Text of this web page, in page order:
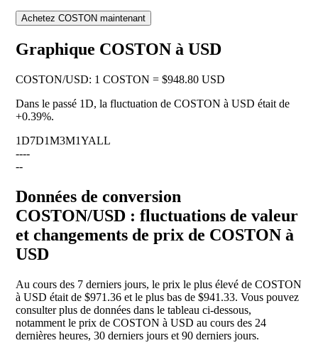
Achetez COSTON maintenant
Graphique COSTON à USD
COSTON/USD: 1 COSTON = $948.80 USD
Dans le passé 1D, la fluctuation de COSTON à USD était de
+0.39%.
1D7D1M3M1YALL
----
--
Données de conversion
COSTON/USD : fluctuations de valeur
et changements de prix de COSTON à
USD
Au cours des 7 derniers jours, le prix le plus élevé de COSTON
à USD était de $971.36 et le plus bas de $941.33. Vous pouvez
consulter plus de données dans le tableau ci-dessous,
notamment le prix de COSTON à USD au cours des 24
dernières heures, 30 derniers jours et 90 derniers jours.